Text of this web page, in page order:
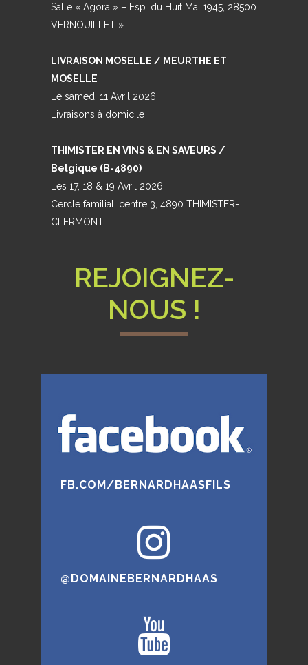
Salle « Agora » – Esp. du Huit Mai 1945, 28500
VERNOUILLET »
LIVRAISON MOSELLE / MEURTHE ET
MOSELLE
Le samedi 11 Avril 2026
Livraisons à domicile
THIMISTER EN VINS & EN SAVEURS /
Belgique (B-4890)
Les 17, 18 & 19 Avril 2026
Cercle familial, centre 3, 4890 THIMISTER-
CLERMONT
REJOIGNEZ-
NOUS !
FB.COM/BERNARDHAASFILS
@DOMAINEBERNARDHAAS